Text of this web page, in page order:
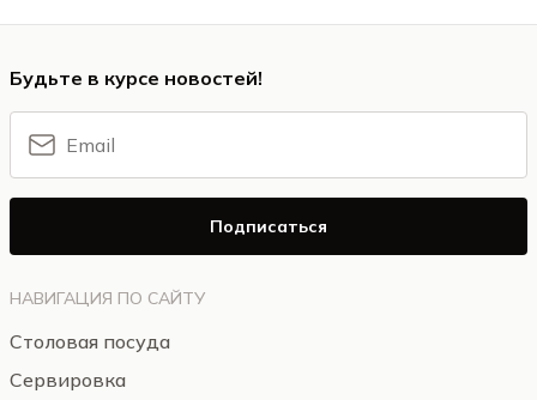
НАВИГАЦИЯ ПО САЙТУ
Столовая посуда
Сервировка
Будьте в курсе новостей!
Подписаться